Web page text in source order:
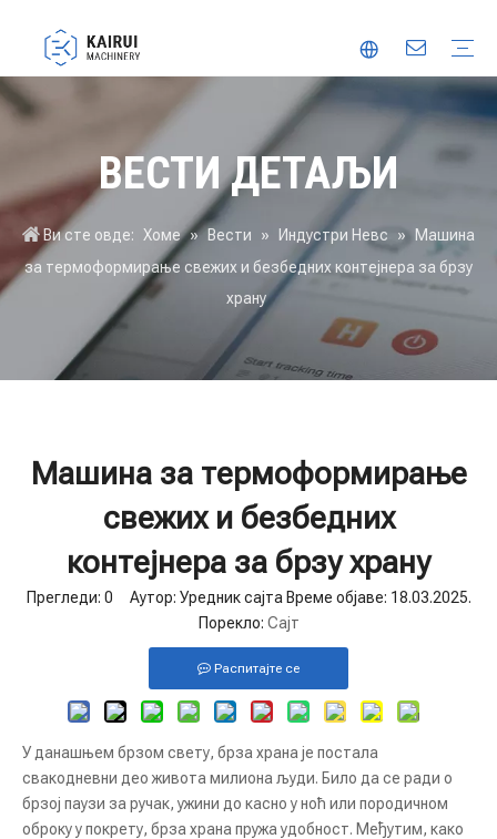
ВЕСТИ ДЕТАЉИ
Ви сте овде: Хоме » Вести » Индустри Невс » Машина
за термоформирање свежих и безбедних контејнера за брзу
храну
Машина за термоформирање
свежих и безбедних
контејнера за брзу храну
Прегледи: 0 Аутор: Уредник сајта Време објаве: 18.03.2025.
Порекло: Сајт
Распитајте се
У данашњем брзом свету, брза храна је постала
свакодневни део живота милиона људи. Било да се ради о
брзој паузи за ручак, ужини до касно у ноћ или породичном
оброку у покрету, брза храна пружа удобност. Међутим, како